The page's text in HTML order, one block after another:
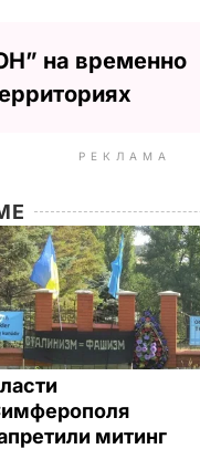
на временно
РЕКЛАМА
митинг